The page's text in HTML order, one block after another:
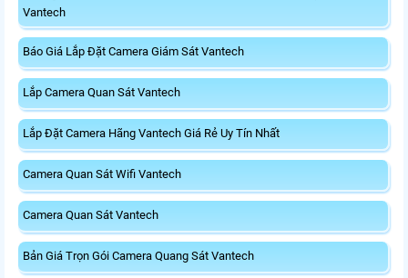
Vantech
Báo Giá Lắp Đặt Camera Giám Sát Vantech
Lắp Camera Quan Sát Vantech
Lắp Đặt Camera Hãng Vantech Giá Rẻ Uy Tín Nhất
Camera Quan Sát Wifi Vantech
Camera Quan Sát Vantech
Bản Giá Trọn Gói Camera Quang Sát Vantech